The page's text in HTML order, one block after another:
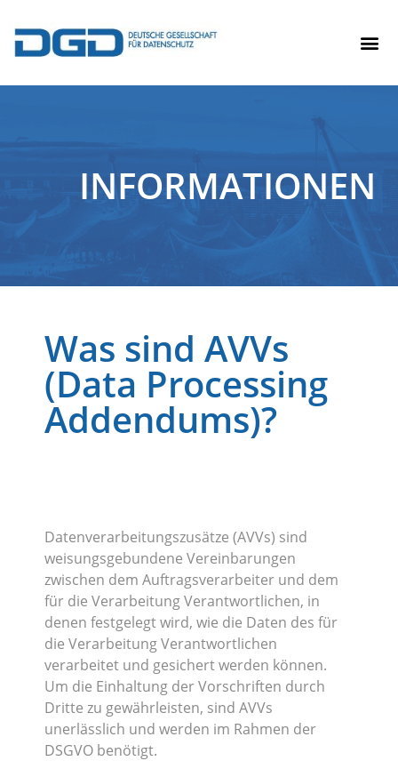
INFORMATIONEN
Was sind AVVs
(Data Processing
Addendums)?
Datenverarbeitungszusätze (AVVs) sind
weisungsgebundene Vereinbarungen
zwischen dem Auftragsverarbeiter und dem
für die Verarbeitung Verantwortlichen, in
denen festgelegt wird, wie die Daten des für
die Verarbeitung Verantwortlichen
verarbeitet und gesichert werden können.
Um die Einhaltung der Vorschriften durch
Dritte zu gewährleisten, sind AVVs
unerlässlich und werden im Rahmen der
DSGVO benötigt.